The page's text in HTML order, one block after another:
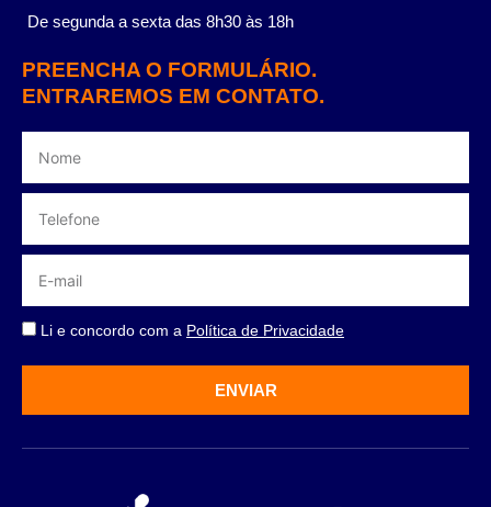
De segunda a sexta das 8h30 às 18h
PREENCHA O FORMULÁRIO.
ENTRAREMOS EM CONTATO.
Li e concordo com a Política de Privacidade
ENVIAR